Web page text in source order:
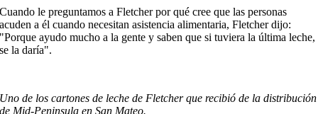
Cuando le preguntamos a Fletcher por qué cree que las personas
acuden a él cuando necesitan asistencia alimentaria, Fletcher dijo:
"Porque ayudo mucho a la gente y saben que si tuviera la última leche,
se la daría".
Uno de los cartones de leche de Fletcher que recibió de la
de Mid-Peninsula en San Mateo.